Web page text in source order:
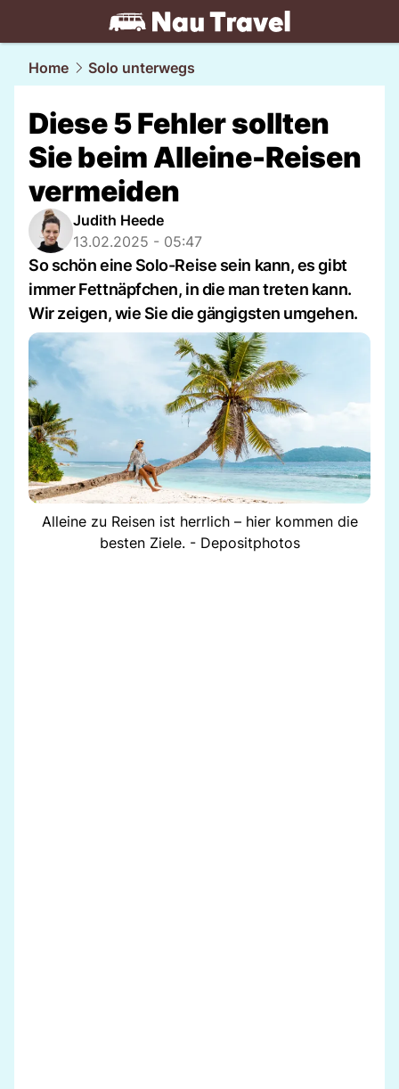
travel.NAU.ch
Home Solo unterwegs
Diese 5 Fehler sollten
Sie beim Alleine-Reisen
vermeiden
Judith Heede
13.02.2025 - 05:47
So schön eine Solo-Reise sein kann, es gibt
immer Fettnäpfchen, in die man treten kann.
Wir zeigen, wie Sie die gängigsten umgehen.
Alleine zu Reisen ist herrlich – hier kommen die
besten Ziele. - Depositphotos